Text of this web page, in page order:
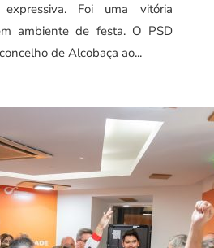
Foi uma vitória
ambiente de festa. O PSD
de Alcobaça ao...